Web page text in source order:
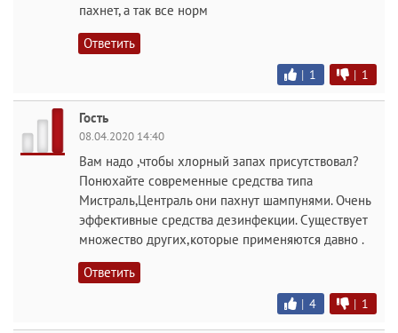
пахнет, а так все норм
Ответить
| 1 | 1
Гость
08.04.2020 14:40
Вам надо ,чтобы хлорный запах присутствовал?
Понюхайте современные средства типа
Мистраль,Централь они пахнут шампунями. Очень
эффективные средства дезинфекции. Существует
множество других,которые применяются давно .
Ответить
| 4 | 1